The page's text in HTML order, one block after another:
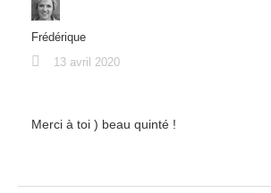
Frédérique
13 avril 2020
Merci à toi ) beau quinté !